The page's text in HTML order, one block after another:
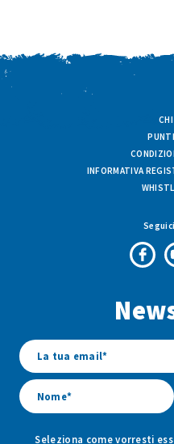
INFORMATIVA
di
Seleziona come vorresti